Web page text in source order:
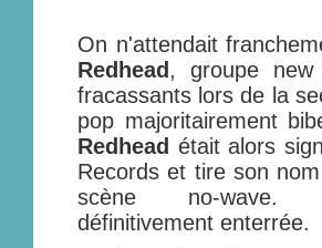
On n'attendait
Redhead , groupe new
fracassants lors de la
pop majoritairement
Redhead était alors
Records et tire son
scène no-
définitivement enterrée.